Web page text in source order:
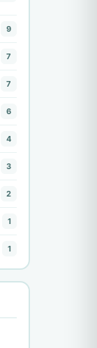
9
7
7
6
4
3
2
1
1